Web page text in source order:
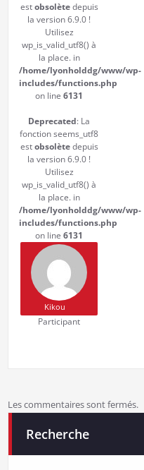
estobsolètedepuis
la version 6.9.0 !
Utilisez
wp_is_valid_utf8() à
la place. in
/home/lyonholddg/www/wp-
includes/functions.php
on line 6131
Deprecated: La
fonction seems_utf8
estobsolètedepuis
la version 6.9.0 !
Utilisez
wp_is_valid_utf8() à
la place. in
/home/lyonholddg/www/wp-
includes/functions.php
on line 6131
Kikou
Participant
Les commentaires sont fermés.
Recherche